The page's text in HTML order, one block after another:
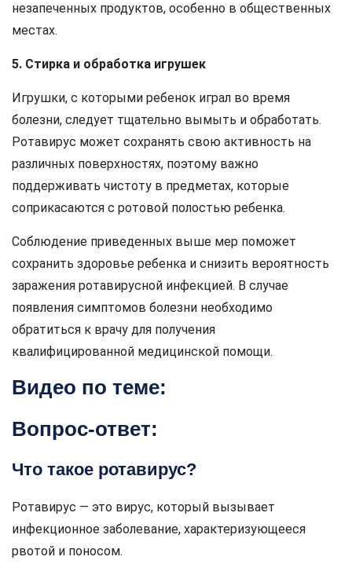
незапеченных продуктов, особенно в общественных
местах.
5. Стирка и обработка игрушек
Игрушки, с которыми ребенок играл во время
болезни, следует тщательно вымыть и обработать.
Ротавирус может сохранять свою активность на
различных поверхностях, поэтому важно
поддерживать чистоту в предметах, которые
соприкасаются с ротовой полостью ребенка.
Соблюдение приведенных выше мер поможет
сохранить здоровье ребенка и снизить вероятность
заражения ротавирусной инфекцией. В случае
появления симптомов болезни необходимо
обратиться к врачу для получения
квалифицированной медицинской помощи.
Видео по теме:
Вопрос-ответ:
Что такое ротавирус?
Ротавирус — это вирус, который вызывает
инфекционное заболевание, характеризующееся
рвотой и поносом.